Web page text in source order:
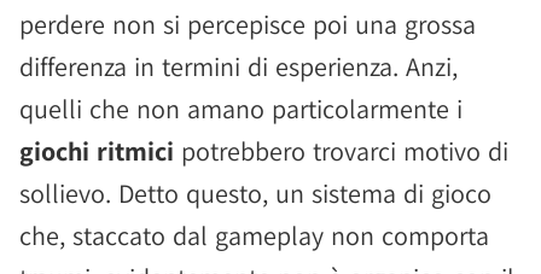
perdere non si percepisce poi una grossa
differenza in termini di esperienza. Anzi,
quelli che non amano particolarmente i
giochi ritmici potrebbero trovarci motivo di
sollievo. Detto questo, un sistema di gioco
che, staccato dal gameplay non comporta